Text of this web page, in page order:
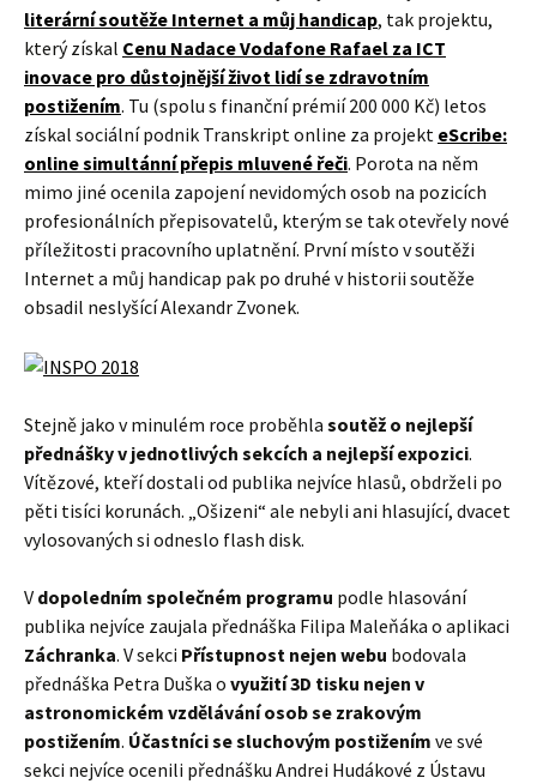
literární soutěže Internet a můj handicap, tak projektu,
který získal Cenu Nadace Vodafone Rafael za ICT
inovace pro důstojnější život lidí se zdravotním
postižením. Tu (spolu s finanční prémií 200 000 Kč) letos
získal sociální podnik Transkript online za projekt eScribe:
online simultánní přepis mluvené řeči. Porota na něm
mimo jiné ocenila zapojení nevidomých osob na pozicích
profesionálních přepisovatelů, kterým se tak otevřely nové
příležitosti pracovního uplatnění. První místo v soutěži
Internet a můj handicap pak po druhé v historii soutěže
obsadil neslyšící Alexandr Zvonek.
Stejně jako v minulém roce proběhla soutěž o nejlepší
přednášky v jednotlivých sekcích a nejlepší expozici.
Vítězové, kteří dostali od publika nejvíce hlasů, obdrželi po
pěti tisíci korunách. „Ošizeni“ ale nebyli ani hlasující, dvacet
vylosovaných si odneslo flash disk.
V dopoledním společném programu podle hlasování
publika nejvíce zaujala přednáška Filipa Maleňáka o aplikaci
Záchranka. V sekci Přístupnost nejen webu bodovala
přednáška Petra Duška o využití 3D tisku nejen v
astronomickém vzdělávání osob se zrakovým
postižením. Účastníci se sluchovým postižením ve své
sekci nejvíce ocenili přednášku Andrei Hudákové z Ústavu